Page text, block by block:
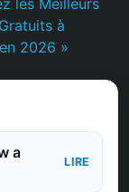
à
2026 »
a
LIRE